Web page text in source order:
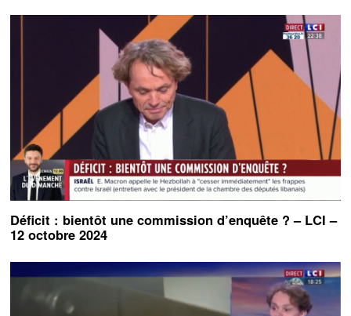
Déficit : bientôt une commission d’enquête ? – LCI –
12 octobre 2024